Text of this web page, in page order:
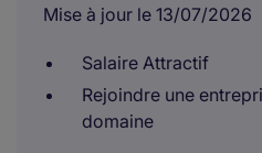
Mise à jour le 13/07/2026
Salaire Attractif
Rejoindre une
domaine